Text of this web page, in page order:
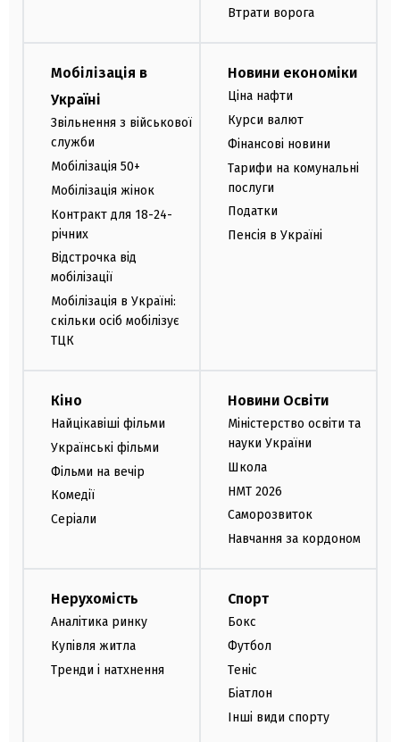
Втрати ворога
Мобілізація в
Україні
Звільнення з військової
служби
Мобілізація 50+
Мобілізація жінок
Контракт для 18-24-
річних
Відстрочка від
мобілізації
Мобілізація в Україні:
скільки осіб мобілізує
ТЦК
Новини економіки
Ціна нафти
Курси валют
Фінансові новини
Тарифи на комунальні
послуги
Податки
Пенсія в Україні
Кіно
Найцікавіші фільми
Українські фільми
Фільми на вечір
Комедії
Серіали
Новини Освіти
Міністерство освіти та
науки України
Школа
НМТ 2026
Саморозвиток
Навчання за кордоном
Нерухомість
Аналітика ринку
Купівля житла
Тренди і натхнення
Спорт
Бокс
Футбол
Теніс
Біатлон
Інші види спорту